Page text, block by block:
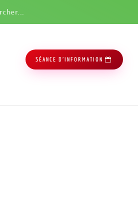
SÉANCE D'INFORMATION